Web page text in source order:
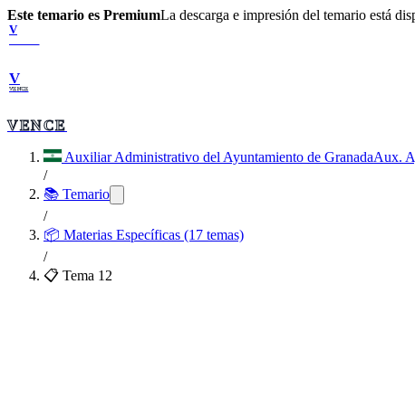
Este temario es PremiumLa descarga e impresión del temario está
V
V
VENCE
VENCE
Auxiliar Administrativo del Ayuntamiento de GranadaAux.
/
📚 Temario
/
📦 Materias Específicas (17 temas)
/
📋 Tema 12